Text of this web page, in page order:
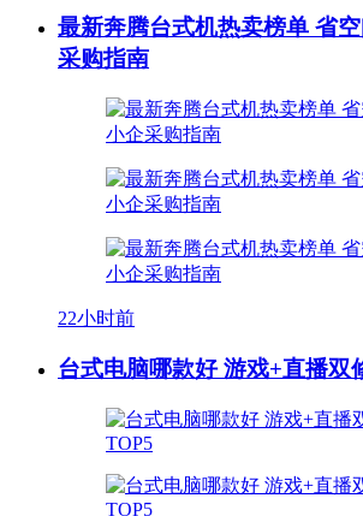
最新奔腾台式机热卖榜单 省
采购指南
22小时前
台式电脑哪款好 游戏+直播双